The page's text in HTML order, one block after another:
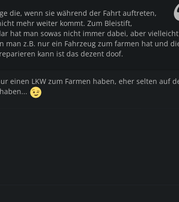
die, wenn sie während der Fahrt auftreten,
mehr weiter kommt. Zum Bleistift,
hat man sowas nicht immer dabei, aber vielleicht
man z.B. nur ein Fahrzeug zum farmen hat und
kann ist das dezent doof.
einen LKW zum Farmen haben, eher selten auf